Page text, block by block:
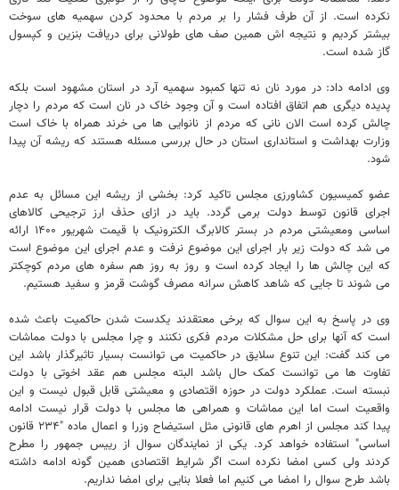
نکرده است. از آن طرف فشار را بر مردم با محدود کردن سهمیه های سوخت
بیشتر کردیم و نتیجه اش همین صف های طولانی برای دریافت بنزین و کپسول
گاز شده است.
وی ادامه داد: در مورد نان نه تنها کمبود سهمیه آرد در استان مشهود است بلکه
پدیده دیگری هم اتفاق افتاده است و آن وجود خاک در نان است که مردم را دچار
چالش کرده است الان نانی که مردم از نانوایی ها می خرند همراه با خاک است
وزارت بهداشت و استانداری استان در حال بررسی مسئله هستند که ریشه آن پیدا
شود.
عضو کمیسیون کشاورزی مجلس تاکید کرد: بخشی از ریشه این مسائل به عدم
اجرای قانون توسط دولت برمی گردد. باید در ازای حذف ارز ترجیحی کالاهای
اساسی ومعیشتی مردم در بستر کالابرگ الکترونیک با قیمت شهریور ۱۴۰۰ ارائه
می شد که دولت زیر بار اجرای این موضوع نرفت و عدم اجرای این موضوع است
که این چالش ها را ایجاد کرده است و روز به روز هم سفره های مردم کوچکتر
می شوند تا جایی که شاهد کاهش سرانه مصرف گوشت قرمز و سفید هستیم.
وی در پاسخ به این سوال که برخی معتقدند یکدست شدن حاکمیت باعث شده
است که آنها برای حل مشکلات مردم فکری نکنند و چرا مجلس با دولت مماشات
می کند گفت: این تنوع سلایق در حاکمیت می توانست بسیار تاثیرگذار باشد این
تفاوت ها می توانست کمک حال باشد البته مجلس هم عقد اخوتی با دولت
نبسته است. عملکرد دولت در حوزه اقتصادی و معیشتی قابل قبول نیست و این
واقعیت است اما این مماشات و همراهی ها مجلس با دولت قرار نیست ادامه
پیدا کند مجلس از اهرم های قانونی مثل استیضاح وزرا و اعمال ماده "۲۳۴ قانون
اساسی" استفاده خواهد کرد. یکی از نمایندگان سوال از رییس جمهور را مطرح
کردند ولی کسی امضا نکرده است اگر شرایط اقتصادی همین گونه ادامه داشته
باشد طرح سوال را امضا می کنیم اما فعلا بنایی برای امضا نداریم.